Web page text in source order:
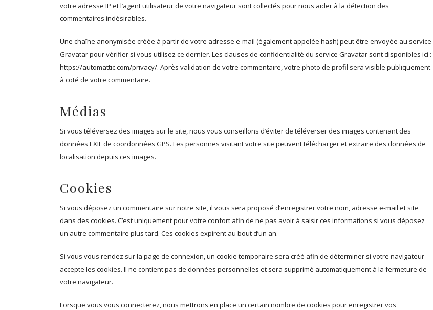
votre adresse IP et l’agent utilisateur de votre navigateur sont collectés pour nous aider à la détection des
commentaires indésirables.
Une chaîne anonymisée créée à partir de votre adresse e-mail (également appelée hash) peut être envoyée au service
Gravatar pour vérifier si vous utilisez ce dernier. Les clauses de confidentialité du service Gravatar sont disponibles ici :
https://automattic.com/privacy/. Après validation de votre commentaire, votre photo de profil sera visible publiquement
à coté de votre commentaire.
Médias
Si vous téléversez des images sur le site, nous vous conseillons d’éviter de téléverser des images contenant des
données EXIF de coordonnées GPS. Les personnes visitant votre site peuvent télécharger et extraire des données de
localisation depuis ces images.
Cookies
Si vous déposez un commentaire sur notre site, il vous sera proposé d’enregistrer votre nom, adresse e-mail et site
dans des cookies. C’est uniquement pour votre confort afin de ne pas avoir à saisir ces informations si vous déposez
un autre commentaire plus tard. Ces cookies expirent au bout d’un an.
Si vous vous rendez sur la page de connexion, un cookie temporaire sera créé afin de déterminer si votre navigateur
accepte les cookies. Il ne contient pas de données personnelles et sera supprimé automatiquement à la fermeture de
votre navigateur.
Lorsque vous vous connecterez, nous mettrons en place un certain nombre de cookies pour enregistrer vos